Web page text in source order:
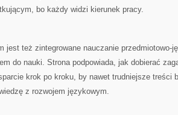
bo każdy widzi kierunek pracy.
jest też zintegrowane nauczanie przedmiotowo-
do nauki. Strona podpowiada, jak dobierać
krok po kroku, by nawet trudniejsze treści
z rozwojem językowym.